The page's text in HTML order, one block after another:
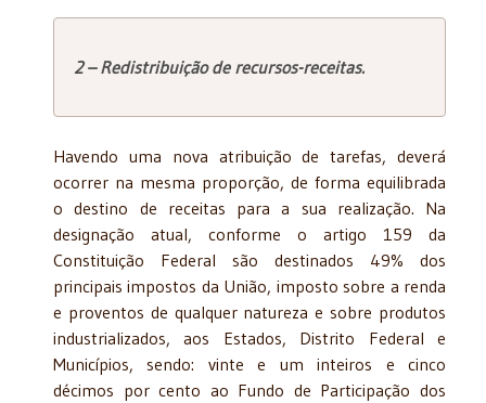
2 – Redistribuição de recursos-receitas.
Havendo uma nova atribuição de tarefas, deverá
ocorrer na mesma proporção, de forma equilibrada
o destino de receitas para a sua realização. Na
designação atual, conforme o artigo 159 da
Constituição Federal são destinados 49% dos
principais impostos da União, imposto sobre a renda
e proventos de qualquer natureza e sobre produtos
industrializados, aos Estados, Distrito Federal e
Municípios, sendo: vinte e um inteiros e cinco
décimos por cento ao Fundo de Participação dos